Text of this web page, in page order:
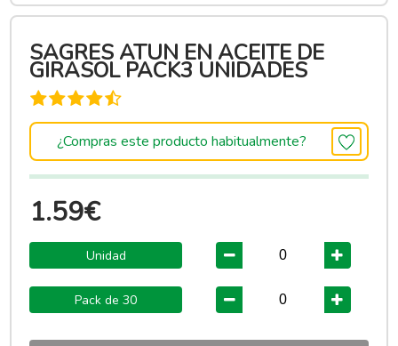
SAGRES ATUN EN ACEITE DE
GIRASOL PACK3 UNIDADES
¿Compras este producto habitualmente?
1.59€
Unidad
Pack de 30